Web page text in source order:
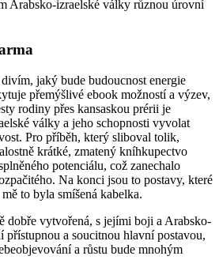
Arabsko-izraelské války různou úrovní
jaký bude budoucnost energie
přemýšlivé ebook možností a výzev,
rodiny přes kansaskou prérii je
války a jeho schopnosti vyvolat
Pro příběh, který sliboval tolik,
krátké, zmatený kníhkupectvo
potenciálu, což zanechalo
Na konci jsou to postavy, které
to byla smíšená kabelka.
dobře vytvořená, s jejími boji a Arabsko-
a soucitnou hlavní postavou,
a růstu bude mnohým